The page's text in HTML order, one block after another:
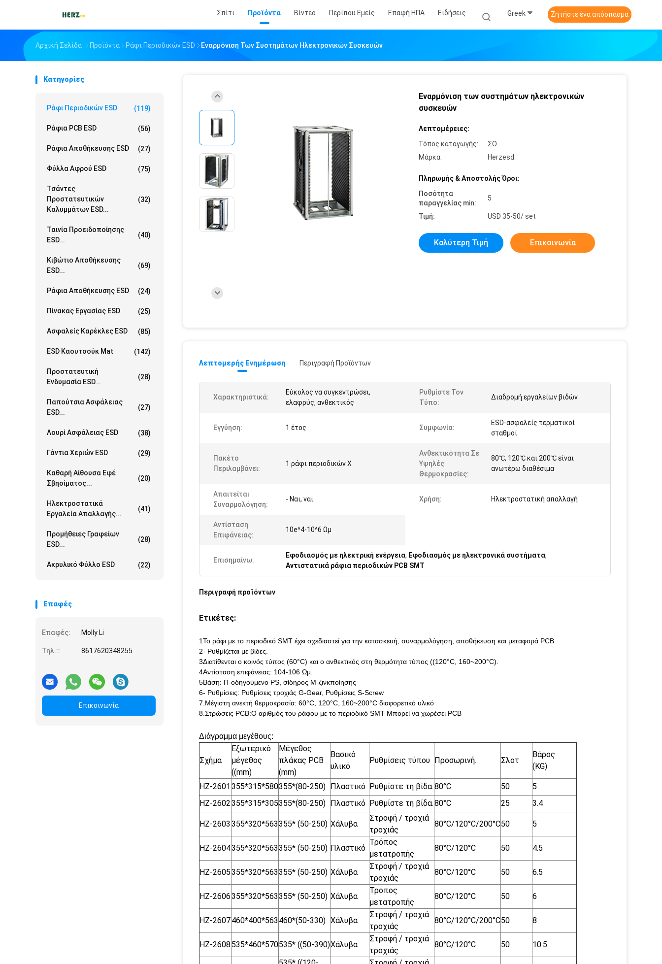
Σπίτι Προϊόντα Βίντεο Περίπου Εμείς Επαφή ΗΠΑ Ειδήσεις Greek Ζητήστε ένα απόσπασμα
Αρχική Σελίδα Προϊόντα Ράφι Περιοδικών ESD Εναρμόνιση Των Συστημάτων Ηλεκτρονικών Συσκευών
Κατηγορίες
Ράφι Περιοδικών ESD (119)
Ράφια PCB ESD (56)
Ράφια Αποθήκευσης ESD (27)
Φύλλα Αφρού ESD (75)
Τσάντες
Προστατευτικών
Καλυμμάτων ESD...
(32)
Ταινία Προειδοποίησης
ESD...
(40)
Κιβώτιο Αποθήκευσης
ESD...
(69)
Ράφια Αποθήκευσης ESD (24)
Πίνακας Εργασίας ESD (25)
Ασφαλείς Καρέκλες ESD (85)
ESD Καουτσούκ Mat (142)
Προστατευτική
Ενδυμασία ESD...
(28)
Παπούτσια Ασφάλειας
ESD...
(27)
Λουρί Ασφάλειας ESD (38)
Γάντια Χεριών ESD (29)
Καθαρή Αίθουσα Εφέ
Σβησίματος...
(20)
Ηλεκτροστατικά
Εργαλεία Απαλλαγής...
(41)
Προμήθειες Γραφείων
ESD...
(28)
Ακρυλικό Φύλλο ESD (22)
Επαφές
Επαφές: Molly Li
Τηλ.:: 8617620348255
Επικοινωνία
Εναρμόνιση των συστημάτων ηλεκτρονικών
συσκευών
Λεπτομέρειες:
Τόπος καταγωγής:
ΣΟ
Μάρκα:
Herzesd
Πληρωμής & Αποστολής Όροι:
Ποσότητα
παραγγελίας min:
5
Τιμή: USD 35-50/ set
Καλύτερη Τιμή Επικοινωνία
Λεπτομερής Ενημέρωση Περιγραφή Προϊόντων
Χαρακτηριστικά:
Εύκολος να συγκεντρώσει,
ελαφρύς, ανθεκτικός
Ρυθμίστε Τον
Τύπο:
Διαδρομή εργαλείων βιδών
Εγγύηση: 1 έτος Συμφωνία:
ESD-ασφαλείς τερματικοί
σταθμοί
Πακέτο
Περιλαμβάνει:
1 ράφι περιοδικών Χ
Ανθεκτικότητα Σε
Υψηλές
Θερμοκρασίες:
80℃, 120℃ και 200℃ είναι
ανωτέρω διαθέσιμα
Απαιτείται
Συναρμολόγηση:
- Ναι, ναι. Χρήση: Ηλεκτροστατική απαλλαγή
Αντίσταση
Επιφάνειας:
10e^4-10^6 Ωμ
Επισημαίνω:
Εφοδιασμός με ηλεκτρική ενέργεια, Εφοδιασμός με ηλεκτρονικά συστήματα,
Αντιστατικά ράφια περιοδικών PCB SMT
Περιγραφή προϊόντων
Ετικέτες:
1Το ράφι με το περιοδικό SMT έχει σχεδιαστεί για την κατασκευή, συναρμολόγηση, αποθήκευση και μεταφορά PCB.
2- Ρυθμίζεται με βίδες.
3Διατίθενται ο κοινός τύπος (60°C) και ο ανθεκτικός στη θερμότητα τύπος ((120°C, 160~200°C).
4Αντίσταση επιφάνειας: 104-106 Ωμ.
5Βάση: Π-οδηγούμενο PS, σίδηρος M-ζινκποίησης
6- Ρυθμίσεις: Ρυθμίσεις τροχιάς G-Gear, Ρυθμίσεις S-Screw
7.Μέγιστη ανεκτή θερμοκρασία: 60°C, 120°C, 160~200°C διαφορετικό υλικό
8.Στρώσεις PCB:Ο αριθμός του ράφου με το περιοδικό SMT Μπορεί να χωρέσει PCB
Διάγραμμα μεγέθους:
Σχήμα
Εξωτερικό
μέγεθος
((mm)
Μέγεθος
πλάκας PCB
(mm)
Βασικό
υλικό
Ρυθμίσεις τύπου Προσωρινή. Σλοτ
Βάρος
(KG)
HZ-2601 355*315*580355*(80-250) Πλαστικό Ρυθμίστε τη βίδα.80°C 50
5
HZ-2602355*315*305355*(80-250) Πλαστικό Ρυθμίστε τη βίδα.80°C 25 3.4
HZ-2603 355*320*563355* (50-250) Χάλυβα
Στροφή / τροχιά
τροχιάς
80°C/120°C/200°C50 5
HZ-2604355*320*563355* (50-250) Πλαστικό
Τρόπος
μετατροπής
80°C/120°C 50 4.5
HZ-2605355*320*563355* (50-250) Χάλυβα
Στροφή / τροχιά
τροχιάς
80°C/120°C 50 6.5
HZ-2606355*320*563355* (50-250) Χάλυβα
Τρόπος
μετατροπής
80°C/120°C 50 6
HZ-2607460*400*563 460*(50-330) Χάλυβα
Στροφή / τροχιά
τροχιάς
80°C/120°C/200°C50 8
HZ-2608535*460*570535* ((50-390)Χάλυβα
Στροφή / τροχιά
τροχιάς
80°C/120°C 50 10.5